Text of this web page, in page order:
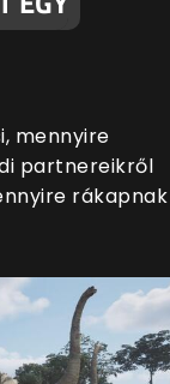
mennyire
partnereikről
rákapnak